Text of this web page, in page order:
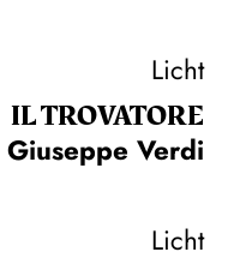
Licht
IL TROVA­TORE
Giuseppe Verdi
Licht